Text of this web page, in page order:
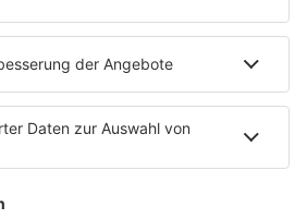
Medizinischen Klinik bietet es
Photovoltaikanlage auf dem …